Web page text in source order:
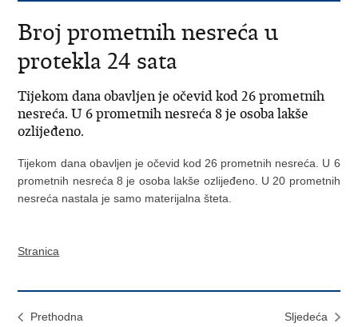
Broj prometnih nesreća u
protekla 24 sata
Tijekom dana obavljen je očevid kod 26 prometnih
nesreća. U 6 prometnih nesreća 8 je osoba lakše
ozlijeđeno.
Tijekom dana obavljen je očevid kod 26 prometnih nesreća. U 6
prometnih nesreća 8 je osoba lakše ozlijeđeno. U 20 prometnih
nesreća nastala je samo materijalna šteta.
Stranica
Prethodna
Sljedeća